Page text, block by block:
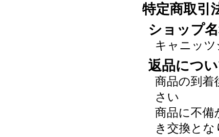
特定商取引
ショップ
キャニッ
返品につ
商品の到着
さい
商品に不備
き交換と